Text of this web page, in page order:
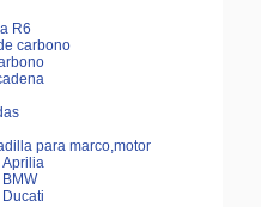
R6
carbono
para marco,motor
Aprilia
BMW
Ducati